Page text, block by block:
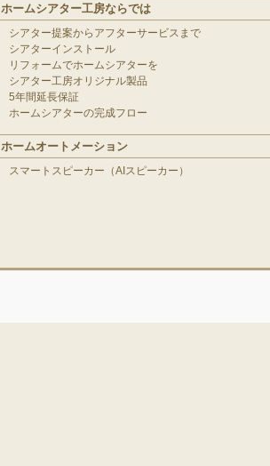
ホームシアター工房ならでは
シアター提案からアフターサービスまで
シアターインストール
リフォームでホームシアターを
シアター工房オリジナル製品
5年間延長保証
ホームシアターの完成フロー
ホームオートメーション
スマートスピーカー（AIスピーカー）